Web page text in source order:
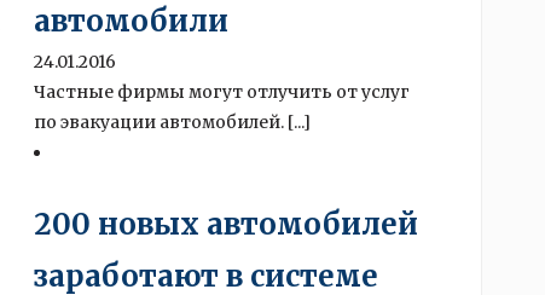
автомобили
24.01.2016
Частные фирмы могут отлучить от услуг
по эвакуации автомобилей. [...]
200 новых автомобилей
заработают в системе